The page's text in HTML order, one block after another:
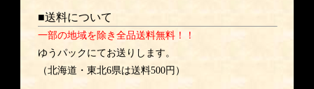
■送料について
一部の地域を除き全品送料無料！！
ゆうパックにてお送りします。
（北海道・東北6県は送料500円）